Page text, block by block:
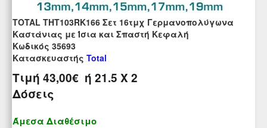
TOTAL THT103RK166 Σετ 16τμχ Γερμανοπολύγωνα
Καστάνιας με Ίσια και Σπαστή Κεφαλή
Kωδικός 35693
Κατασκευαστής Total
Τιμή 43,00€ ή 21.5 X 2
Δόσεις
Άμεσα Διαθέσιμο